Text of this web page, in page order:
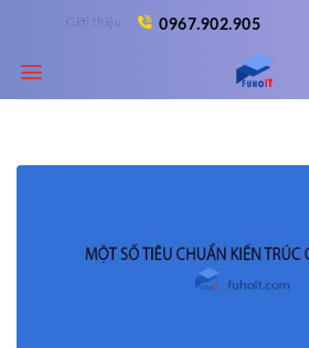
content
Giới thiệu 0967.902.905